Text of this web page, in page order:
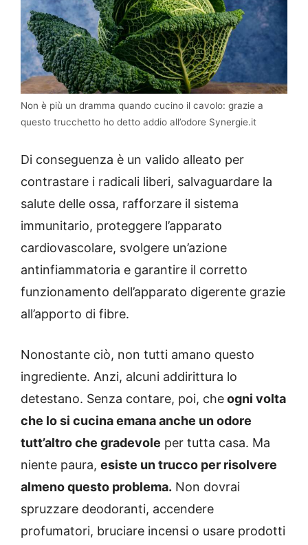
Non è più un dramma quando cucino il cavolo: grazie a
questo trucchetto ho detto addio all’odore Synergie.it
Di conseguenza è un valido alleato per
contrastare i radicali liberi, salvaguardare la
salute delle ossa, rafforzare il sistema
immunitario, proteggere l’apparato
cardiovascolare, svolgere un’azione
antinfiammatoria e garantire il corretto
funzionamento dell’apparato digerente grazie
all’apporto di fibre.
Nonostante ciò, non tutti amano questo
ingrediente. Anzi, alcuni addirittura lo
detestano. Senza contare, poi, cheogni volta
che lo si cucina emana anche un odore
tutt’altro che gradevole per tutta casa. Ma
niente paura, esiste un trucco per risolvere
almeno questo problema. Non dovrai
spruzzare deodoranti, accendere
profumatori, bruciare incensi o usare prodotti